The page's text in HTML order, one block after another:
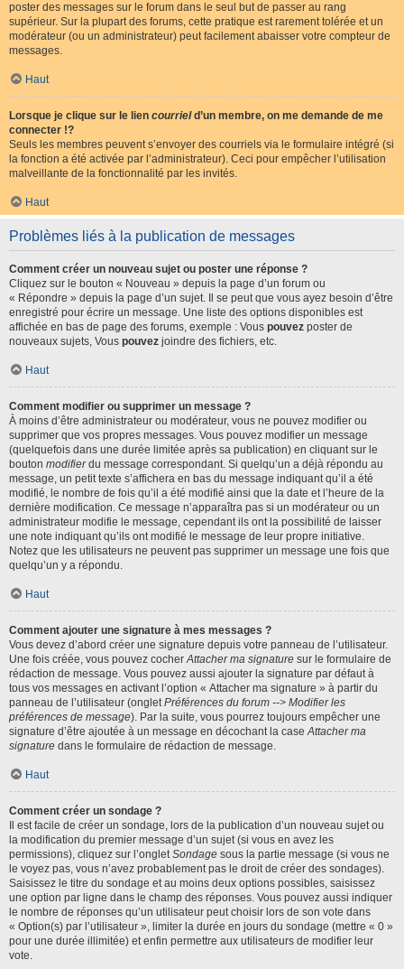
poster des messages sur le forum dans le seul but de passer au rang
supérieur. Sur la plupart des forums, cette pratique est rarement tolérée et un
modérateur (ou un administrateur) peut facilement abaisser votre compteur de
messages.
Haut
Lorsque je clique sur le lien courrield’un membre, on me demande de me
connecter !?
Seuls les membres peuvent s’envoyer des courriels via le formulaire intégré (si
la fonction a été activée par l’administrateur). Ceci pour empêcher l’utilisation
malveillante de la fonctionnalité par les invités.
Haut
Problèmes liés à la publication de messages
Comment créer un nouveau sujet ou poster une réponse ?
Cliquez sur le bouton « Nouveau » depuis la page d’un forum ou
« Répondre » depuis la page d’un sujet. Il se peut que vous ayez besoin d’être
enregistré pour écrire un message. Une liste des options disponibles est
affichée en bas de page des forums, exemple : Vous pouvez poster de
nouveaux sujets, Vous pouvez joindre des fichiers, etc.
Haut
Comment modifier ou supprimer un message ?
À moins d’être administrateur ou modérateur, vous ne pouvez modifier ou
supprimer que vos propres messages. Vous pouvez modifier un message
(quelquefois dans une durée limitée après sa publication) en cliquant sur le
bouton modifierdu message correspondant. Si quelqu’un a déjà répondu au
message, un petit texte s’affichera en bas du message indiquant qu’il a été
modifié, le nombre de fois qu’il a été modifié ainsi que la date et l’heure de la
dernière modification. Ce message n’apparaîtra pas si un modérateur ou un
administrateur modifie le message, cependant ils ont la possibilité de laisser
une note indiquant qu’ils ont modifié le message de leur propre initiative.
Notez que les utilisateurs ne peuvent pas supprimer un message une fois que
quelqu’un y a répondu.
Haut
Comment ajouter une signature à mes messages ?
Vous devez d’abord créer une signature depuis votre panneau de l’utilisateur.
Une fois créée, vous pouvez cocherAttacher ma signature sur le formulaire de
rédaction de message. Vous pouvez aussi ajouter la signature par défaut à
tous vos messages en activant l’option « Attacher ma signature » à partir du
panneau de l’utilisateur (ongletPréférences du forum --> Modifier les
préférences de message). Par la suite, vous pourrez toujours empêcher une
signature d’être ajoutée à un message en décochant la caseAttacher ma
signature dans le formulaire de rédaction de message.
Haut
Comment créer un sondage ?
Il est facile de créer un sondage, lors de la publication d’un nouveau sujet ou
la modification du premier message d’un sujet (si vous en avez les
permissions), cliquez sur l’ongletSondage sous la partie message (si vous ne
le voyez pas, vous n’avez probablement pas le droit de créer des sondages).
Saisissez le titre du sondage et au moins deux options possibles, saisissez
une option par ligne dans le champ des réponses. Vous pouvez aussi indiquer
le nombre de réponses qu’un utilisateur peut choisir lors de son vote dans
« Option(s) par l’utilisateur », limiter la durée en jours du sondage (mettre « 0 »
pour une durée illimitée) et enfin permettre aux utilisateurs de modifier leur
vote.